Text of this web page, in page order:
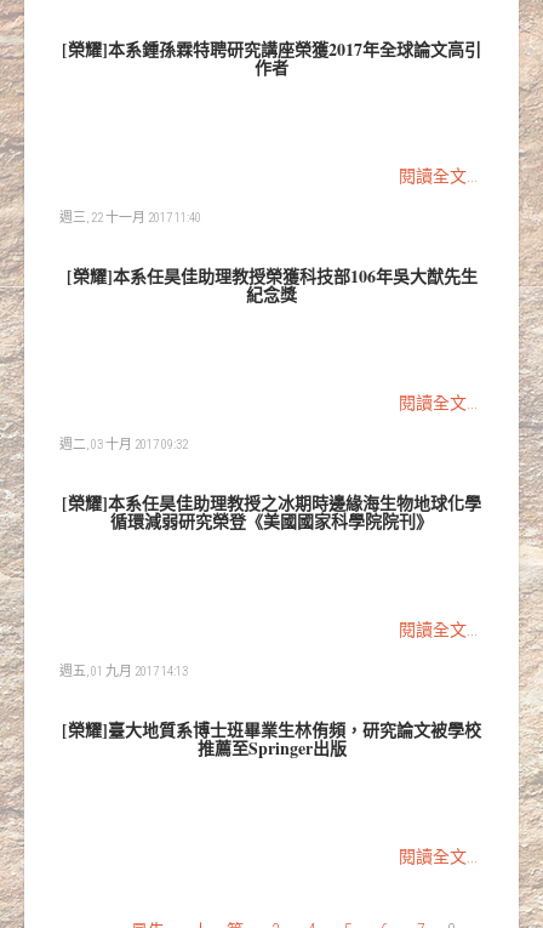
[榮耀]本系鍾孫霖特聘研究講座榮獲2017年全球論文高引
作者
閱讀全文...
週三, 22 十一月 2017 11:40
[榮耀]本系任昊佳助理教授榮獲科技部106年吳大猷先生
紀念獎
閱讀全文...
週二, 03 十月 2017 09:32
[榮耀]本系任昊佳助理教授之冰期時邊緣海生物地球化學
循環減弱研究榮登《美國國家科學院院刊》
閱讀全文...
週五, 01 九月 2017 14:13
[榮耀]臺大地質系博士班畢業生林侑頻，研究論文被學校
推薦至Springer出版
閱讀全文...